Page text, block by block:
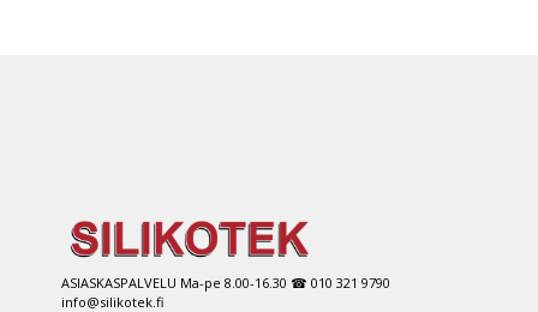
ASIASKASPALVELU Ma-pe 8.00-16.30 ☎ 010 321 9790
info@silikotek.fi